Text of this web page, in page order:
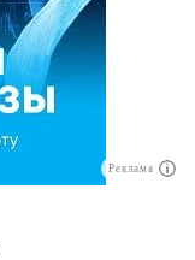
Реклама